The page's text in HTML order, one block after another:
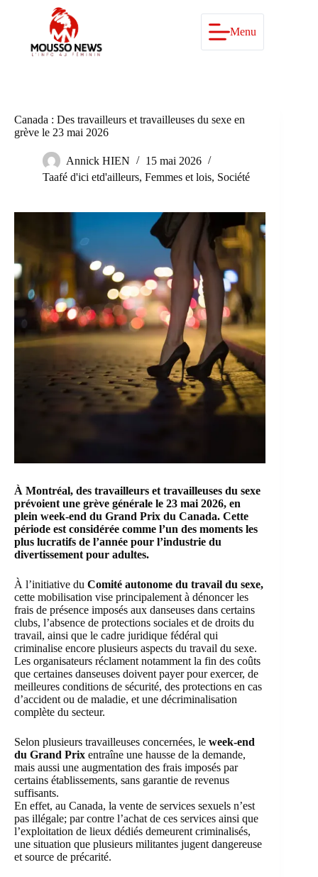
Menu
Canada : Des travailleurs et travailleuses du sexe en
grève le 23 mai 2026
Annick HIEN
15 mai 2026
Taafé d'ici etd'ailleurs, Femmes et lois, Société
À Montréal, des travailleurs et travailleuses du sexe
prévoient une grève générale le 23 mai 2026, en
plein week-end du Grand Prix du Canada. Cette
période est considérée comme l’un des moments les
plus lucratifs de l’année pour l’industrie du
divertissement pour adultes.
À l’initiative du Comité autonome du travail du sexe,
cette mobilisation vise principalement à dénoncer les
frais de présence imposés aux danseuses dans certains
clubs, l’absence de protections sociales et de droits du
travail, ainsi que le cadre juridique fédéral qui
criminalise encore plusieurs aspects du travail du sexe.
Les organisateurs réclament notamment la fin des coûts
que certaines danseuses doivent payer pour exercer, de
meilleures conditions de sécurité, des protections en cas
d’accident ou de maladie, et une décriminalisation
complète du secteur.
Selon plusieurs travailleuses concernées, le week-end
du Grand Prix entraîne une hausse de la demande,
mais aussi une augmentation des frais imposés par
certains établissements, sans garantie de revenus
suffisants.
En effet, au Canada, la vente de services sexuels n’est
pas illégale; par contre l’achat de ces services ainsi que
l’exploitation de lieux dédiés demeurent criminalisés,
une situation que plusieurs militantes jugent dangereuse
et source de précarité.